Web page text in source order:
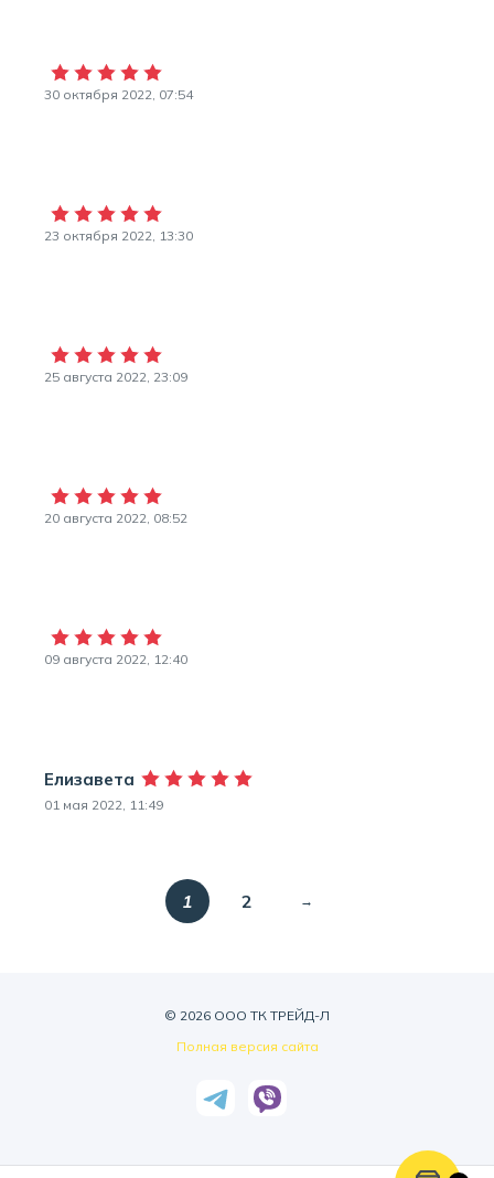
30 октября 2022, 07:54
23 октября 2022, 13:30
25 августа 2022, 23:09
20 августа 2022, 08:52
09 августа 2022, 12:40
Елизавета
01 мая 2022, 11:49
1 2
© 2026 ООО ТК ТРЕЙД-Л
Полная версия сайта